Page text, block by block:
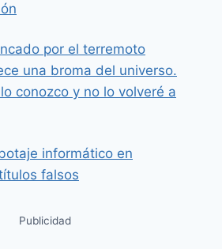
por el terremoto
una broma del universo.
conozco y no lo volveré a
informático en
falsos
Publicidad